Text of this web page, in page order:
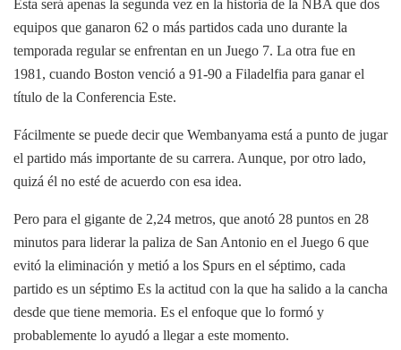
Esta será apenas la segunda vez en la historia de la NBA que dos
equipos que ganaron 62 o más partidos cada uno durante la
temporada regular se enfrentan en un Juego 7. La otra fue en
1981, cuando Boston venció a 91-90 a Filadelfia para ganar el
título de la Conferencia Este.
Fácilmente se puede decir que Wembanyama está a punto de jugar
el partido más importante de su carrera. Aunque, por otro lado,
quizá él no esté de acuerdo con esa idea.
Pero para el gigante de 2,24 metros, que anotó 28 puntos en 28
minutos para liderar la paliza de San Antonio en el Juego 6 que
evitó la eliminación y metió a los Spurs en el séptimo, cada
partido es un séptimo Es la actitud con la que ha salido a la cancha
desde que tiene memoria. Es el enfoque que lo formó y
probablemente lo ayudó a llegar a este momento.